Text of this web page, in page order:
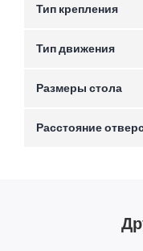
Тип крепления
Тип движения
Размеры стола
Расстояние